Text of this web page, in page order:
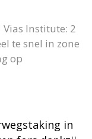
Institute: 2
te snel in zone
op
in